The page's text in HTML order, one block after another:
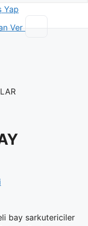
Yap
Ver
bay sarkutericiler